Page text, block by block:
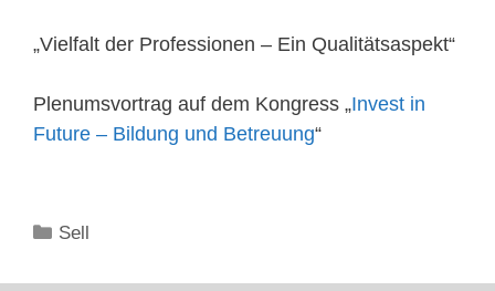
„Vielfalt der Professionen – Ein Qualitätsaspekt“
Plenumsvortrag auf dem Kongress „Invest in
Future – Bildung und Betreuung“
Kategorien
Sell